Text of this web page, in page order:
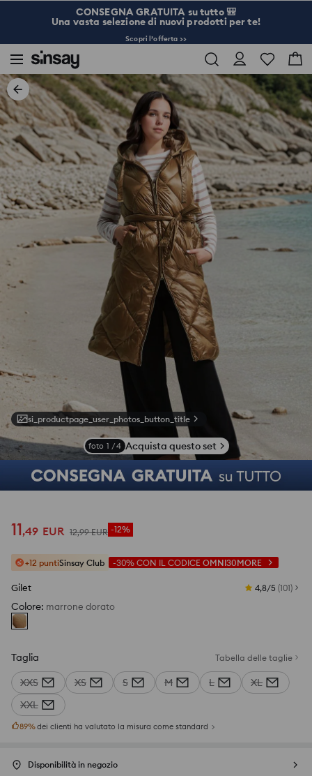
CONSEGNA GRATUITA su tutto 🎒
Una vasta selezione di nuovi prodotti per te!
Scopri l’offerta >>
si_productpage_user_photos_button_title
foto 1 /4 Acquista questo set
11,49 EUR 12,99 EUR -12%
+12 puntiSinsay Club -30% CON IL CODICE OMNI30MORE
Gilet 4,8/5 (101)
Colore: marrone dorato
Taglia Tabella delle taglie
XXS XS S M L
XL
XXL
89%dei clienti ha valutato la misura come standard
Disponibilità in negozio